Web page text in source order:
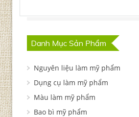
Danh Mục Sản Phẩm
Nguyên liệu làm mỹ phẩm
Dụng cụ làm mỹ phẩm
Màu làm mỹ phẩm
Bao bì mỹ phẩm